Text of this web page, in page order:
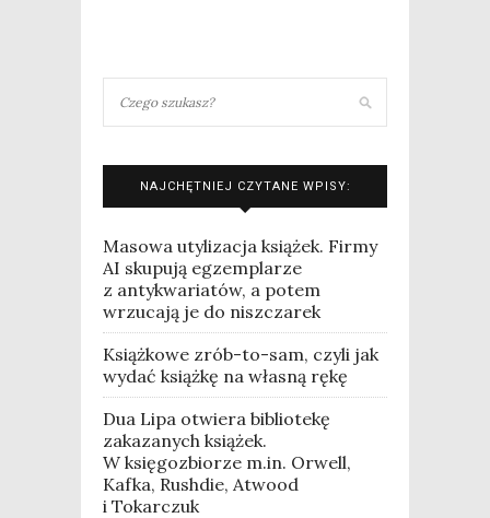
NAJCHĘTNIEJ CZYTANE WPISY:
Masowa utylizacja książek. Firmy
AI skupują egzemplarze
z antykwariatów, a potem
wrzucają je do niszczarek
Książkowe zrób-to-sam, czyli jak
wydać książkę na własną rękę
Dua Lipa otwiera bibliotekę
zakazanych książek.
W księgozbiorze m.in. Orwell,
Kafka, Rushdie, Atwood
i Tokarczuk